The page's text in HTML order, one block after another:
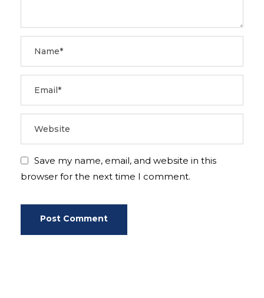
Save my name, email, and website in this
browser for the next time I comment.